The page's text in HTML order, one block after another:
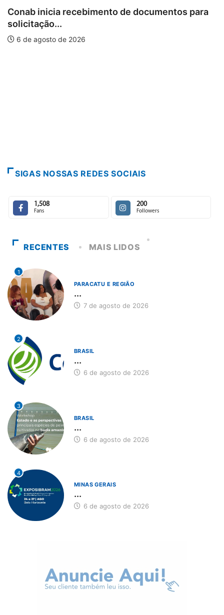
Conab inicia recebimento de documentos para
solicitação...
6 de agosto de 2026
SIGAS NOSSAS REDES SOCIAIS
1,508
Fans
200
Followers
RECENTES MAIS LIDOS
1
PARACATU E REGIÃO
...
7 de agosto de 2026
2
BRASIL
...
6 de agosto de 2026
3
BRASIL
...
6 de agosto de 2026
4
MINAS GERAIS
...
6 de agosto de 2026